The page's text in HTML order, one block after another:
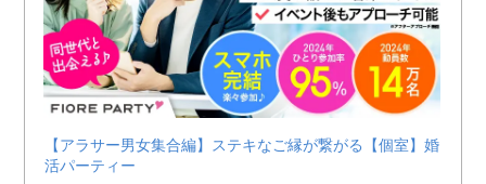
【アラサー男女集合編】ステキなご縁が繋がる【個室】婚
活パーティー